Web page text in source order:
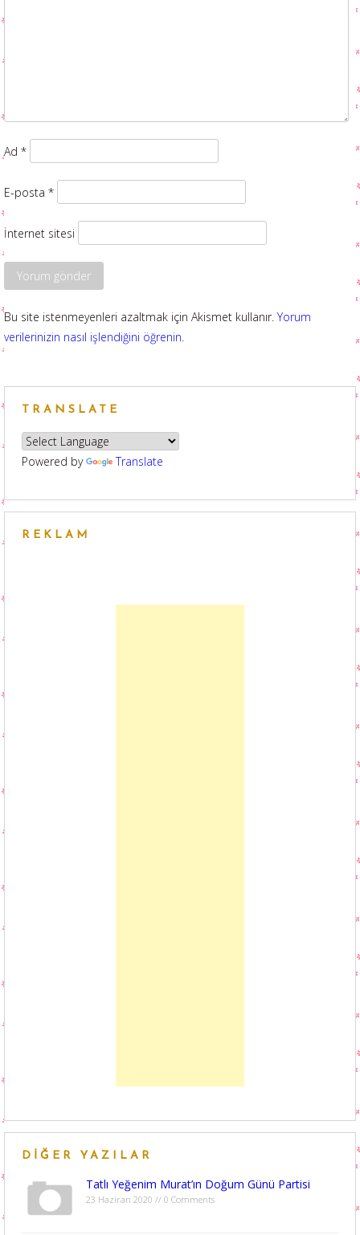
Ad *
E-posta *
İnternet sitesi
Bu site istenmeyenleri azaltmak için Akismet kullanır. Yorum
verilerinizin nasıl işlendiğini öğrenin.
TRANSLATE
Powered by Translate
REKLAM
DIĞER YAZILAR
Tatlı Yeğenim Murat’ın Doğum Günü Partisi
23 Haziran 2020 // 0 Comments